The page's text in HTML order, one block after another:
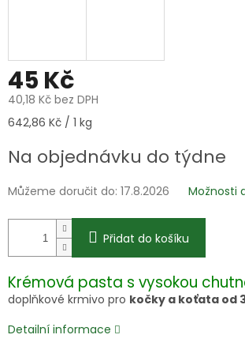
45 Kč
40,18 Kč bez DPH
Měrná
642,86 Kč / 1 kg
Na objednávku do týdne
Můžeme doručit do: 17.8.2026 Možnosti
Přidat do košíku
Krémová pasta s vysokou
doplňkové krmivo pro kočky a koťata od
Detailní informace